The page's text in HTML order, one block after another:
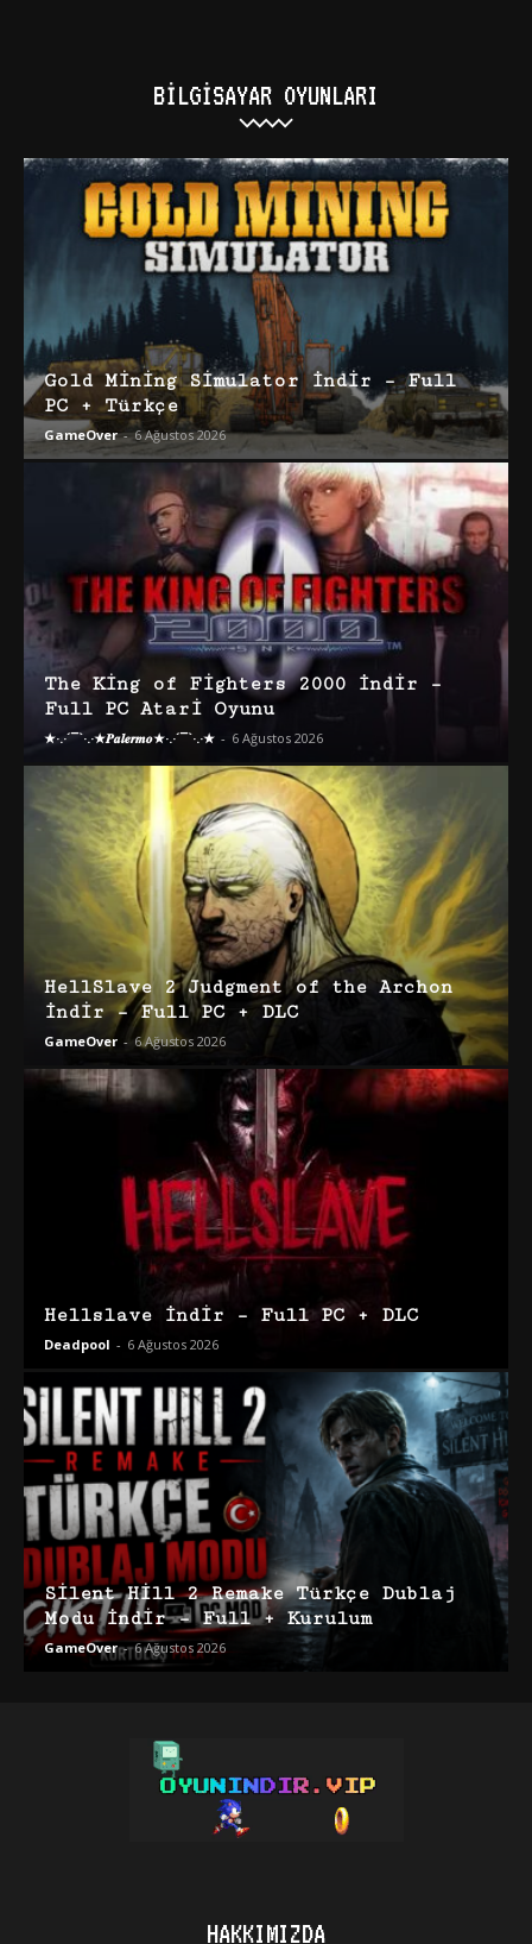
BILGISAYAR OYUNLARI
Gold Mining Simulator İndir – Full
PC + Türkçe
GameOver - 6 Ağustos 2026
The King of Fighters 2000 İndir –
Full PC Atari Oyunu
★·.·´¯`·.·★𝑷𝒂𝒍𝒆𝒓𝒎𝒐★·.·´¯`·.·★ - 6 Ağustos 2026
HellSlave 2 Judgment of the Archon
İndir – Full PC + DLC
GameOver - 6 Ağustos 2026
Hellslave İndir – Full PC + DLC
Deadpool - 6 Ağustos 2026
Silent Hill 2 Remake Türkçe Dublaj
Modu İndir – Full + Kurulum
GameOver - 6 Ağustos 2026
HAKKIMIZDA